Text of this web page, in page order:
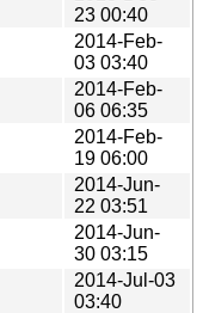
23 00:40
2014-Feb-
03 03:40
2014-Feb-
06 06:35
2014-Feb-
19 06:00
2014-Jun-
22 03:51
2014-Jun-
30 03:15
2014-Jul-03
03:40